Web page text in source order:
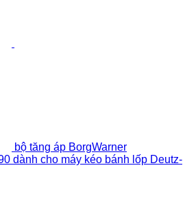
bộ tăng áp BorgWarner
dành cho máy kéo bánh lốp Deutz-